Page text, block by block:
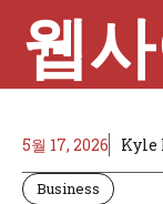
content
웹
5월 17, 2026 Kyle
Business